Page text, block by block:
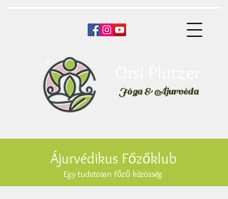
Jóga & Ájurvéda
Ájurvédikus Főzőklub
Egy tudatosan főző közösség